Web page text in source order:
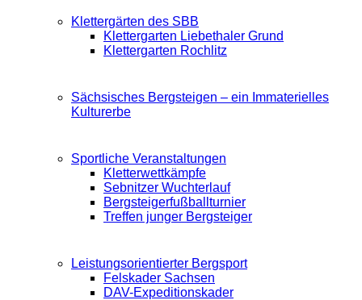
Klettergärten des SBB
Klettergarten Liebethaler Grund
Klettergarten Rochlitz
Sächsisches Bergsteigen – ein Immaterielles
Kulturerbe
Sportliche Veranstaltungen
Kletterwettkämpfe
Sebnitzer Wuchterlauf
Bergsteigerfußballturnier
Treffen junger Bergsteiger
Leistungsorientierter Bergsport
Felskader Sachsen
DAV-Expeditionskader